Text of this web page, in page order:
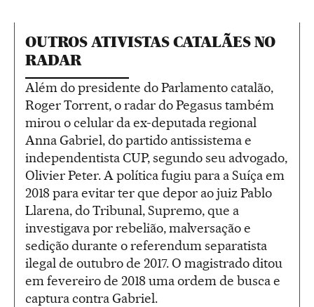
OUTROS ATIVISTAS CATALÃES NO
RADAR
Além do presidente do Parlamento catalão,
Roger Torrent, o radar do Pegasus também
mirou o celular da ex-deputada regional
Anna Gabriel, do partido antissistema e
independentista CUP, segundo seu advogado,
Olivier Peter. A política fugiu para a Suíça em
2018 para evitar ter que depor ao juiz Pablo
Llarena, do Tribunal, Supremo, que a
investigava por rebelião, malversação e
sedição durante o referendum separatista
ilegal de outubro de 2017. O magistrado ditou
em fevereiro de 2018 uma ordem de busca e
captura contra Gabriel.